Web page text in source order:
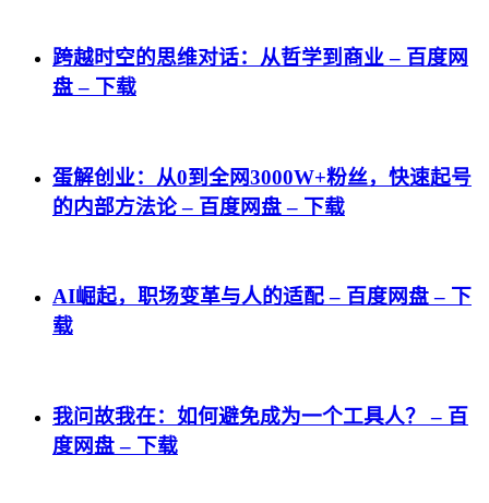
跨越时空的思维对话：从哲学到商业 – 百度网
盘 – 下载
蛋解创业：从0到全网3000W+粉丝，快速起号
的内部方法论 – 百度网盘 – 下载
AI崛起，职场变革与人的适配 – 百度网盘 – 下
载
我问故我在：如何避免成为一个工具人？ – 百
度网盘 – 下载